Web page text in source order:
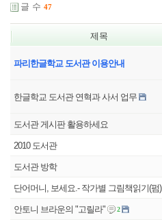
글 수 47
제목
파리한글학교 도서관 이용안내
한글학교 도서관 연혁과 사서 업무
도서관 게시판 활용하세요
2010 도서관
도서관 방학
단어머니, 보세요.- 작가별 그림책읽기(펌)
안토니 브라운의 "고릴라" 2